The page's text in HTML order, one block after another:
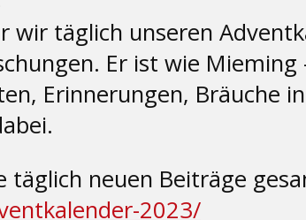
täglich unseren
Er ist wie
Erinnerungen, Bräuche
neuen Beiträge
2023/